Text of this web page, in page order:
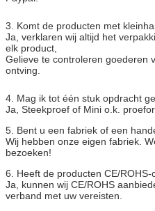
3. Komt de producten met
Ja, verklaren wij altijd het
elk product,
Gelieve te controleren goederen
ontving.
4. Mag ik tot één stuk opdracht
Ja, Steekproef of Mini o.k.
5. Bent u een fabriek of een
Wij hebben onze eigen fabriek.
bezoeken!
6. Heeft de producten CE/ROHS-
Ja, kunnen wij CE/ROHS
verband met uw vereisten.